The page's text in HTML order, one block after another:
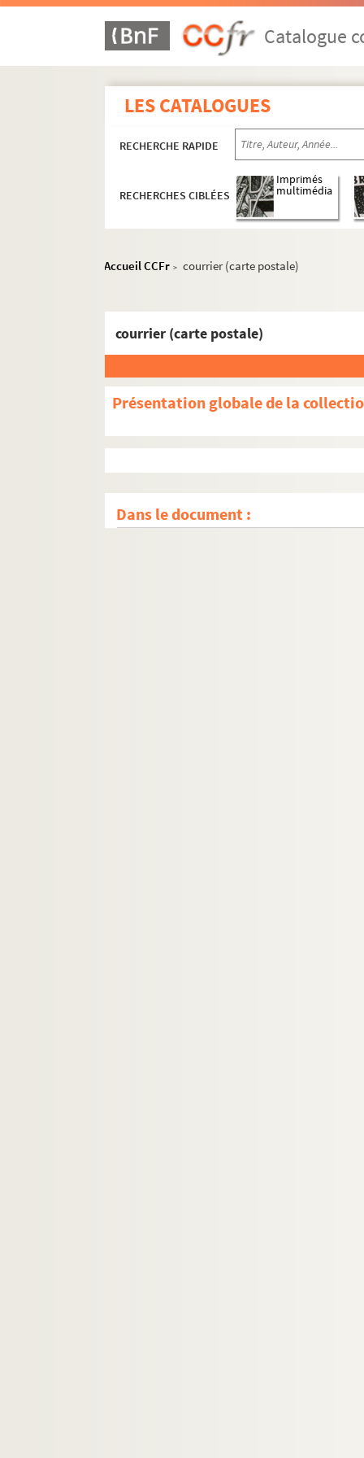
Catalogue
LES CATALOGUES
RECHERCHE RAPIDE
RECHERCHES CIBLÉES
Imprimés
multimédia
Accueil CCFr > courrier (carte postale)
courrier (carte postale)
Présentation globale de la
Dans le document :